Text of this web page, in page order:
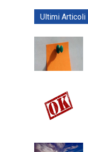
Ultimi Articoli